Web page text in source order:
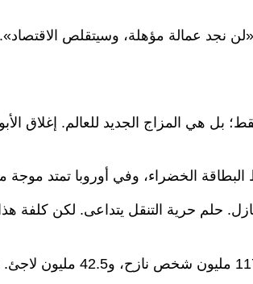
«لن نجد عمالة مؤهلة، وسيتقلص
هي المزاج الجديد للعالم. إغلاق
الخضراء، وفي أوروبا تمتد موجة
حلم حرية التنقل يتداعى. لكن كلفة
على المستوى العالمي، هناك